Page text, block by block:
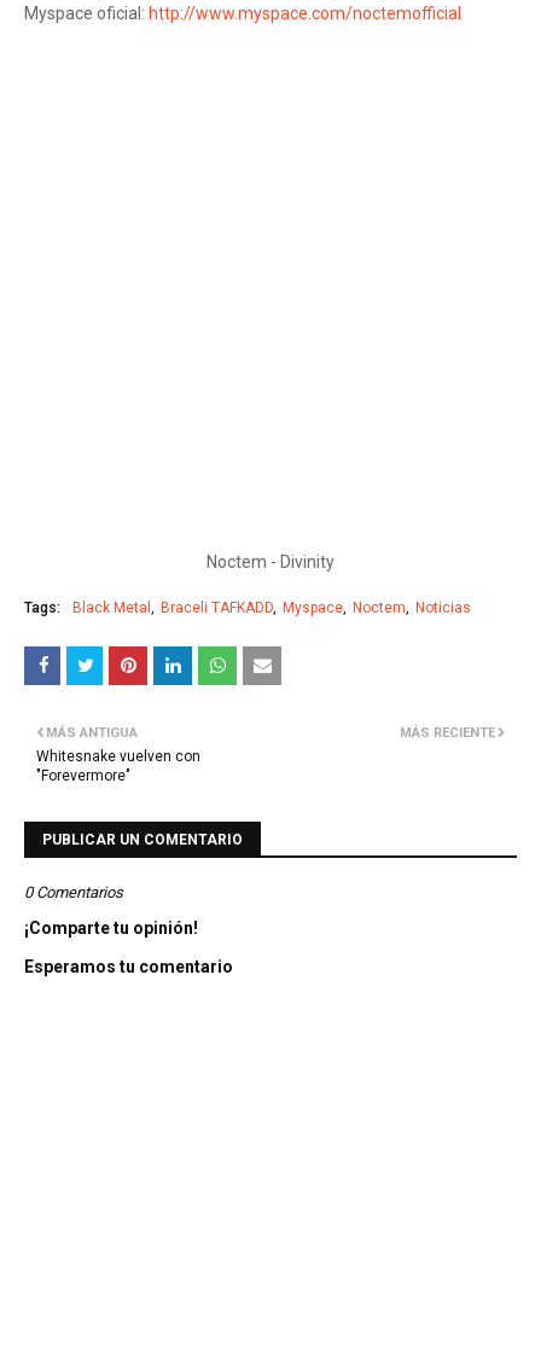
Myspace oficial: http://www.myspace.com/noctemofficial
Noctem - Divinity
Tags: Black Metal Braceli TAFKADD Myspace Noctem Noticias
MÁS RECIENTE
MÁS ANTIGUA
Whitesnake vuelven con
"Forevermore"
PUBLICAR UN COMENTARIO
0 Comentarios
¡Comparte tu opinión!
Esperamos tu comentario